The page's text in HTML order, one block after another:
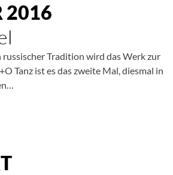
2016
Tradition wird das Werk zur
Tanz ist es das zweite Mal, diesmal in